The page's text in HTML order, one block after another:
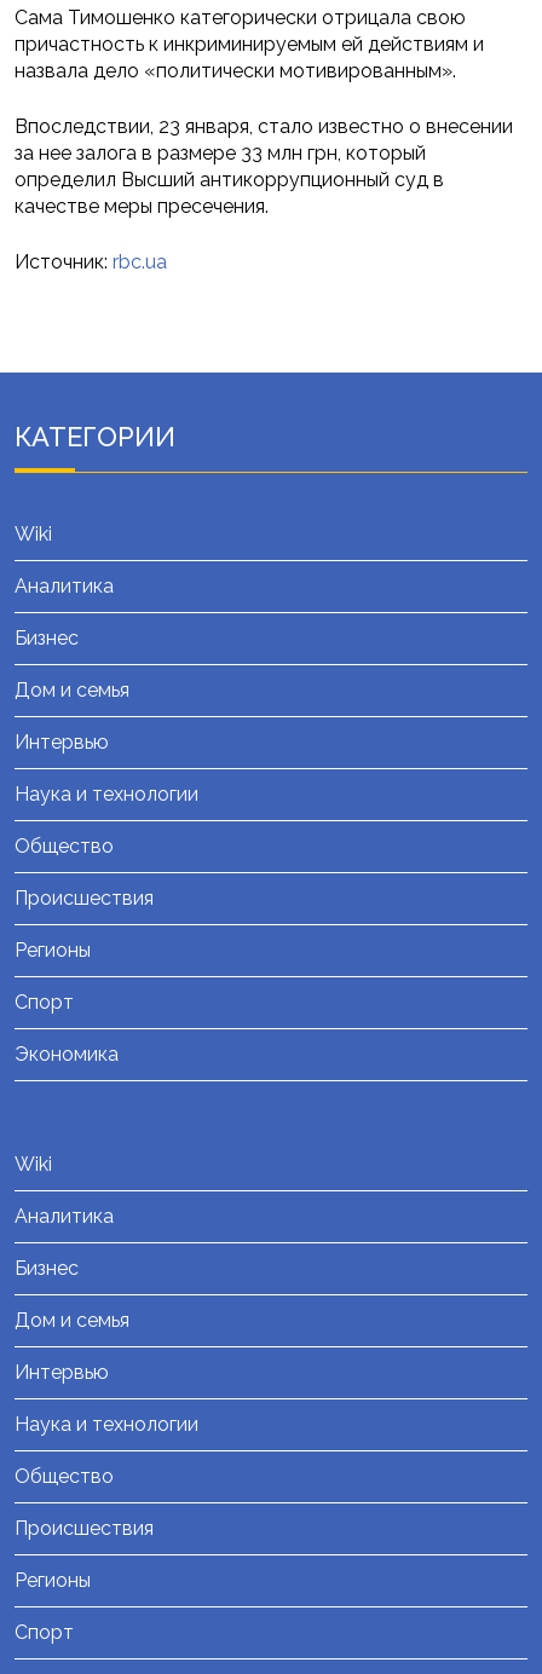
Сама Тимошенко категорически отрицала свою
причастность к инкриминируемым ей действиям и
назвала дело «политически мотивированным».
Впоследствии, 23 января, стало известно о внесении
за нее залога в размере 33 млн грн, который
определил Высший антикоррупционный суд в
качестве меры пресечения.
Источник: rbc.ua
КАТЕГОРИИ
Wiki
Аналитика
Бизнес
Дом и семья
Интервью
Наука и технологии
Общество
Происшествия
Регионы
Спорт
Экономика
Wiki
Аналитика
Бизнес
Дом и семья
Интервью
Наука и технологии
Общество
Происшествия
Регионы
Спорт